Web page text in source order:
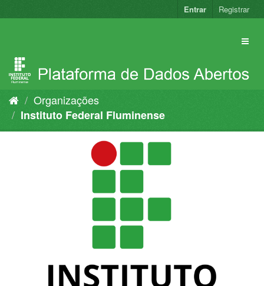
para
Entrar Registrar
Organizações
Instituto Federal Fluminense